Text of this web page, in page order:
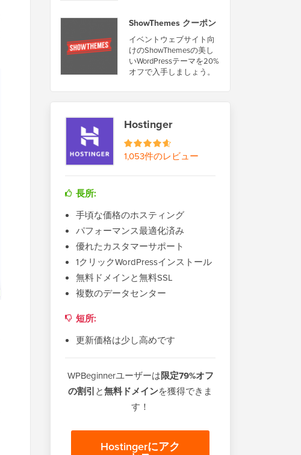
ShowThemes クーポン
イベントウェブサイト向
けのShowThemesの美し
いWordPressテーマを20%
オフで入手しましょう。
Hostinger
1,053件のレビュー
長所:
手頃な価格のホスティング
パフォーマンス最適化済み
優れたカスタマーサポート
1クリックWordPressインストール
無料ドメインと無料SSL
複数のデータセンター
短所:
更新価格は少し高めです
WPBeginnerユーザーは限定79%オフ
の割引と無料ドメインを獲得できま
す！
Hostingerにアク